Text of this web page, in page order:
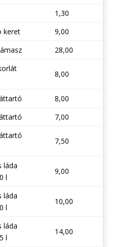
1,30
keret
9,00
28,00
8,00
8,00
7,00
7,50
láda
l
9,00
láda
l
10,00
láda
l
14,00